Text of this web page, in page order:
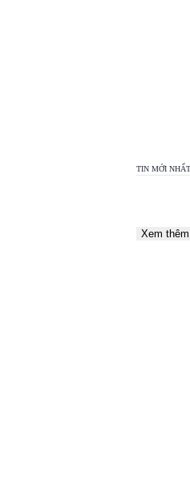
TIN MỚI NHẤT
Xem thêm